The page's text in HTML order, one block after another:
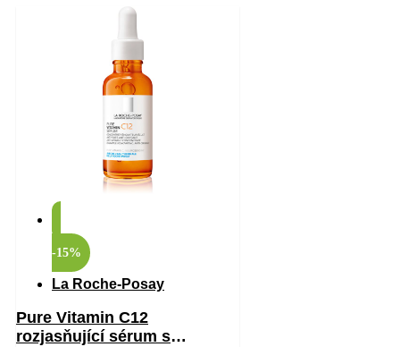
-15%
La Roche-Posay
Pure Vitamin C12
rozjasňující sérum s